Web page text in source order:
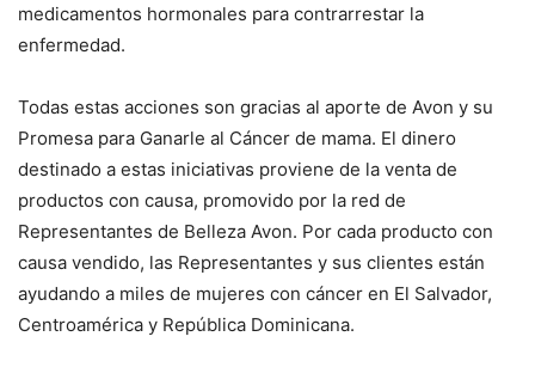
medicamentos hormonales para contrarrestar la
enfermedad.
Todas estas acciones son gracias al aporte de Avon y su
Promesa para Ganarle al Cáncer de mama. El dinero
destinado a estas iniciativas proviene de la venta de
productos con causa, promovido por la red de
Representantes de Belleza Avon. Por cada producto con
causa vendido, las Representantes y sus clientes están
ayudando a miles de mujeres con cáncer en El Salvador,
Centroamérica y República Dominicana.